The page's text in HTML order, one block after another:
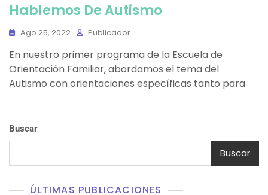
Hablemos De Autismo
Ago 25, 2022 Publicador
En nuestro primer programa de la Escuela de
Orientación Familiar, abordamos el tema del
Autismo con orientaciones específicas tanto para
Buscar
Buscar
ÚLTIMAS PUBLICACIONES